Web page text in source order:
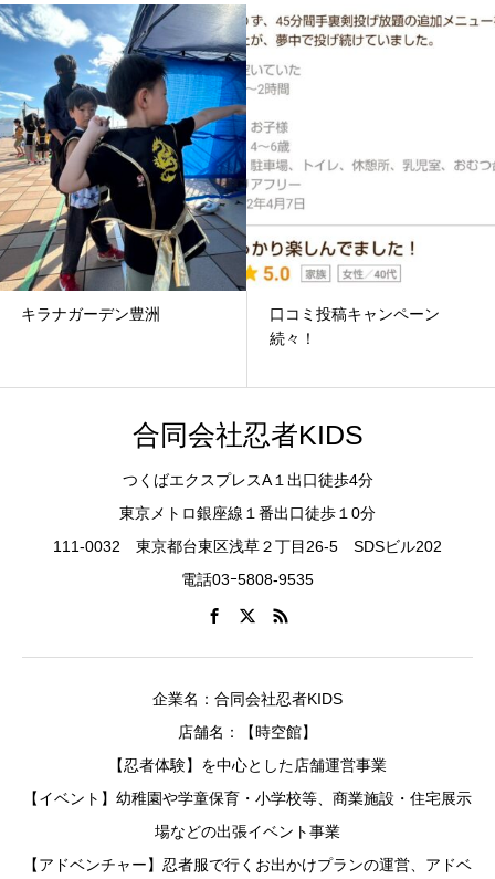
キラナガーデン豊洲
口コミ投稿キャンペーン
続々！
合同会社忍者KIDS
つくばエクスプレスA１出口徒歩4分
東京メトロ銀座線１番出口徒歩１0分
111-0032 東京都台東区浅草２丁目26-5 SDSビル202
電話03ｰ5808-9535
企業名：合同会社忍者KIDS
店舗名：【時空館】
【忍者体験】を中心とした店舗運営事業
【イベント】幼稚園や学童保育・小学校等、商業施設・住宅展示
場などの出張イベント事業
【アドベンチャー】忍者服で行くお出かけプランの運営、アドベ